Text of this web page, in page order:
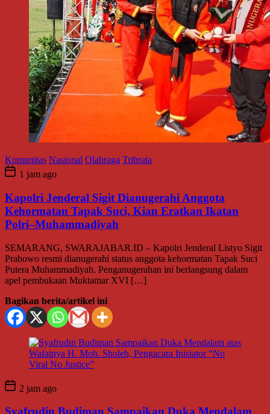
Komunitas Nasional Olahraga Tribrata
1 jam ago
Kapolri Jenderal Sigit Dianugerahi Anggota
Kehormatan Tapak Suci, Kian Eratkan Ikatan
Polri–Muhammadiyah
SEMARANG, SWARAJABAR.ID – Kapolri Jenderal Listyo Sigit
Prabowo resmi dianugerahi status anggota kehormatan Tapak Suci
Putera Muhammadiyah. Penganugerahan ini berlangsung dalam
apel pembukaan Muktamar XVI […]
Bagikan berita/artikel ini
2 jam ago